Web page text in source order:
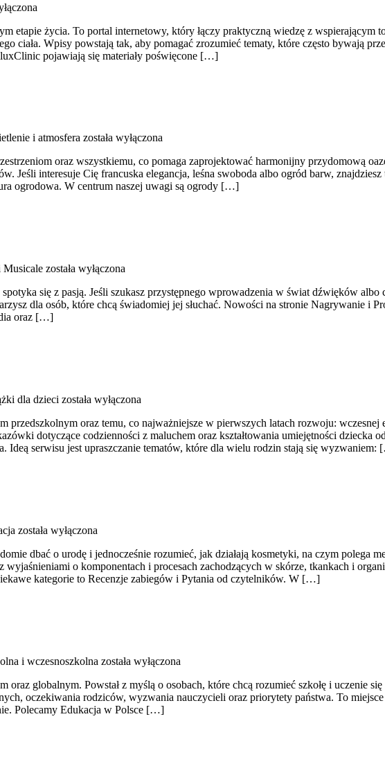
etapie życia. To portal internetowy, który łączy praktyczną wiedzę z wspierającym
ciała. Wpisy powstają tak, aby pomagać zrozumieć tematy, które często bywają
pojawiają się materiały poświęcone […]
i atmosfera została wyłączona
oraz wszystkiemu, co pomaga zaprojektować harmonijny przydomową
Jeśli interesuje Cię francuska elegancja, leśna swoboda albo ogród barw,
ogrodowa. W centrum naszej uwagi są ogrody […]
została wyłączona
się z pasją. Jeśli szukasz przystępnego wprowadzenia w świat dźwięków albo
dla osób, które chcą świadomiej jej słuchać. Nowości na stronie Nagrywanie i
oraz […]
dla dzieci została wyłączona
przedszkolnym oraz temu, co najważniejsze w pierwszych latach rozwoju:
dotyczące codzienności z maluchem oraz kształtowania umiejętności dziecka
Ideą serwisu jest upraszczanie tematów, które dla wielu rodzin stają się
została wyłączona
dbać o urodę i jednocześnie rozumieć, jak działają kosmetyki, na czym polega
wyjaśnieniami o komponentach i procesach zachodzących w skórze, tkankach i
kategorie to Recenzje zabiegów i Pytania od czytelników. W […]
i wczesnoszkolna została wyłączona
globalnym. Powstał z myślą o osobach, które chcą rozumieć szkołę i uczenie
oczekiwania rodziców, wyzwania nauczycieli oraz priorytety państwa. To
Polecamy Edukacja w Polsce […]